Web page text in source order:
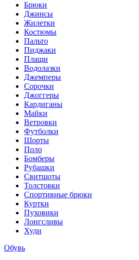
Брюки
Джинсы
Жилетки
Костюмы
Пальто
Пиджаки
Плащи
Водолазки
Джемперы
Сорочки
Джоггеры
Кардиганы
Майки
Ветровки
Футболки
Шорты
Поло
Бомберы
Рубашки
Свитшоты
Толстовки
Спортивные брюки
Куртки
Пуховики
Лонгсливы
Худи
Обувь